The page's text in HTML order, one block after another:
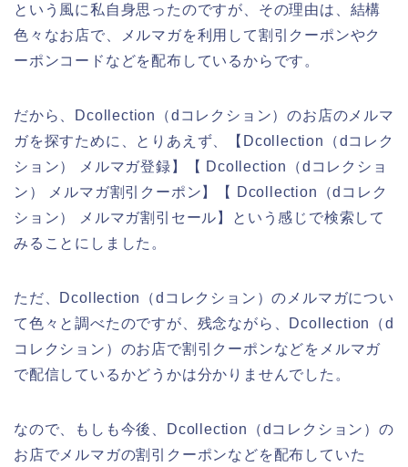
という風に私自身思ったのですが、その理由は、結構
色々なお店で、メルマガを利用して割引クーポンやク
ーポンコードなどを配布しているからです。
だから、Dcollection（dコレクション）のお店のメルマ
ガを探すために、とりあえず、【Dcollection（dコレク
ション） メルマガ登録】【 Dcollection（dコレクショ
ン） メルマガ割引クーポン】【 Dcollection（dコレク
ション） メルマガ割引セール】という感じで検索して
みることにしました。
ただ、Dcollection（dコレクション）のメルマガについ
て色々と調べたのですが、残念ながら、Dcollection（d
コレクション）のお店で割引クーポンなどをメルマガ
で配信しているかどうかは分かりませんでした。
なので、もしも今後、Dcollection（dコレクション）の
お店でメルマガの割引クーポンなどを配布していた